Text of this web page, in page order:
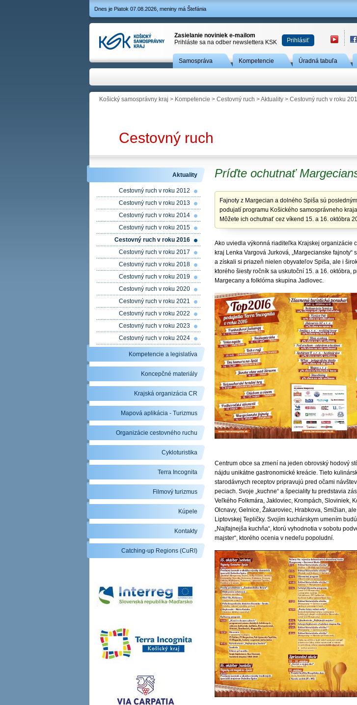
Dnes je Piatok 07.08.2026, meniny má Štefánia
Zasielanie noviniek e-mailom
Prihláste sa na odber newslettera KSK
Prihlásiť
Samospráva Kompetencie Úradná tabuľa
Košický samosprávny kraj > Kompetencie > Cestovný ruch >Aktuality > Cestovný ruch v roku
Cestovný ruch
Príďte ochutnať
Fajnoty z Margecian a dolného Spiša sú
podujatí programu Košického samosprávneho
Môžete ich ochutnať cez víkend 15. a 16. októbra
Ako uviedla výkonná riaditeľka Krajskej organizácie
kraj Lenka Vargová Jurková, „Margecianske fajnoty“
a získali si priazeň nielen obyvateľov Spiša, ale i
ktorého šiesty ročník sa uskutoční 15. a 16. októbra,
Margecany a folklórna skupina Jadlovec.
Centrum obce sa zmení na jeden obrovský hodový
nájdu unikátne gastronomické kreácie. Tieto
starodávnych receptov pripravujú pred očami
peciach. Svoje „kuchne“ a špeciality tu predstavia
Veľkého Folkmára, Jakloviec, Krompách, Sloviniek,
Olcnavy, Gelnice, Žakaroviec, Hrabkova, Smižian,
Liptovskej Tepličky. Svojím kuchárskym umením
„Najfajnejša kuchňa“, ktorú vyhodnotia v sobotu
majster“, ktorého ocenia v nedeľu popoludní.
Aktuality
Cestovný ruch v roku 2012
Cestovný ruch v roku 2013
Cestovný ruch v roku 2014
Cestovný ruch v roku 2015
Cestovný ruch v roku 2016
Cestovný ruch v roku 2017
Cestovný ruch v roku 2018
Cestovný ruch v roku 2019
Cestovný ruch v roku 2020
Cestovný ruch v roku 2021
Cestovný ruch v roku 2022
Cestovný ruch v roku 2023
Cestovný ruch v roku 2024
Kompetencie a legislatíva
Koncepčné materiály
Krajská organizácia CR
Mapová aplikácia - Turizmus
Organizácie cestovného ruchu
Cykloturistika
Terra Incognita
Filmový turizmus
Kúpele
Kontakty
Catching-up Regions (CuRI)